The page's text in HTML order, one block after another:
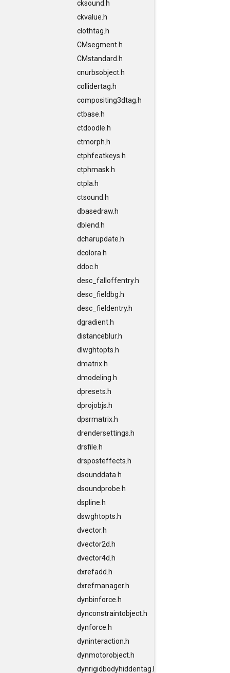
cksound.h
ckvalue.h
clothtag.h
CMsegment.h
CMstandard.h
cnurbsobject.h
collidertag.h
compositing3dtag.h
ctbase.h
ctdoodle.h
ctmorph.h
ctphfeatkeys.h
ctphmask.h
ctpla.h
ctsound.h
dbasedraw.h
dblend.h
dcharupdate.h
dcolora.h
ddoc.h
desc_falloffentry.h
desc_fieldbg.h
desc_fieldentry.h
dgradient.h
distanceblur.h
dlwghtopts.h
dmatrix.h
dmodeling.h
dpresets.h
dprojobjs.h
dpsrmatrix.h
drendersettings.h
drsfile.h
drsposteffects.h
dsounddata.h
dsoundprobe.h
dspline.h
dswghtopts.h
dvector.h
dvector2d.h
dvector4d.h
dxrefadd.h
dxrefmanager.h
dynbinforce.h
dynconstraintobject.h
dynforce.h
dyninteraction.h
dynmotorobject.h
dynrigidbodyhiddentag.h